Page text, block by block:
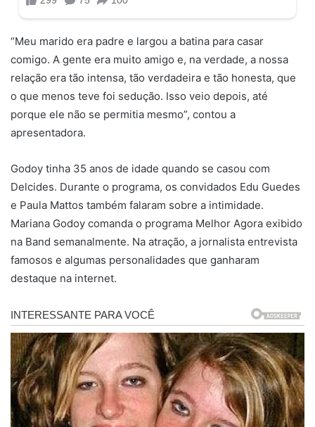
“Meu marido era padre e largou a batina para casar
comigo. A gente era muito amigo e, na verdade, a nossa
relação era tão intensa, tão verdadeira e tão honesta, que
o que menos teve foi sedução. Isso veio depois, até
porque ele não se permitia mesmo”, contou a
apresentadora.
Godoy tinha 35 anos de idade quando se casou com
Delcides. Durante o programa, os convidados Edu Guedes
e Paula Mattos também falaram sobre a intimidade.
Mariana Godoy comanda o programa Melhor Agora exibido
na Band semanalmente. Na atração, a jornalista entrevista
famosos e algumas personalidades que ganharam
destaque na internet.